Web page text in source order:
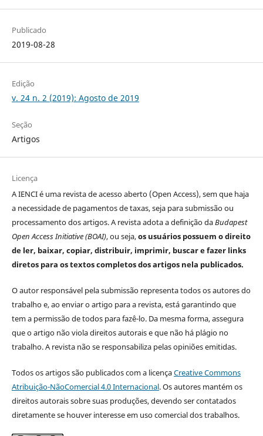
Publicado
2019-08-28
Edição
v. 24 n. 2 (2019): Agosto de 2019
Seção
Artigos
Licença
A IENCI é uma revista de acesso aberto (Open Access), sem que haja
a necessidade de pagamentos de taxas, seja para submissão ou
processamento dos artigos. A revista adota a definição daBudapest
Open Access Initiative (BOAI), ou seja,os usuários possuem o direito
de ler, baixar, copiar, distribuir, imprimir, buscar e fazer links
diretos para os textos completos dos artigos nela publicados.
O autor responsável pela submissão representa todos os autores do
trabalho e, ao enviar o artigo para a revista, está garantindo que
tem a permissão de todos para fazê-lo. Da mesma forma, assegura
que o artigo não viola direitos autorais e que não há plágio no
trabalho. A revista não se responsabiliza pelas opiniões emitidas.
Todos os artigos são publicados com a licençaCreative Commons
Atribuição-NãoComercial 4.0 Internacional. Os autores mantém os
direitos autorais sobre suas produções, devendo ser contatados
diretamente se houver interesse em uso comercial dos trabalhos.